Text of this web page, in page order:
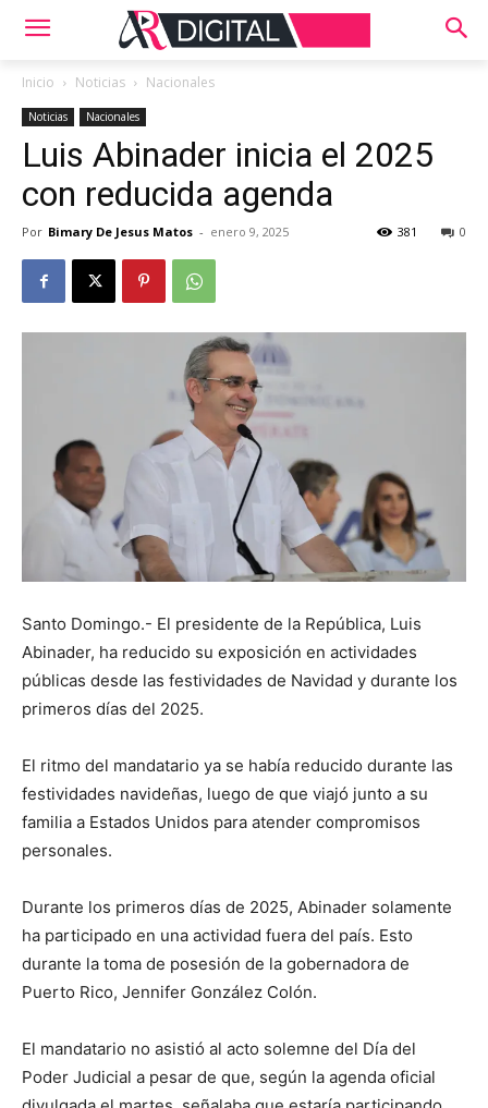
Inicio Noticias Nacionales
Noticias Nacionales
Luis Abinader inicia el 2025
con reducida agenda
Por Bimary De Jesus Matos - enero 9, 2025 0
381
Santo Domingo.- El presidente de la República, Luis
Abinader, ha reducido su exposición en actividades
públicas desde las festividades de Navidad y durante los
primeros días del 2025.
El ritmo del mandatario ya se había reducido durante las
festividades navideñas, luego de que viajó junto a su
familia a Estados Unidos para atender compromisos
personales.
Durante los primeros días de 2025, Abinader solamente
ha participado en una actividad fuera del país. Esto
durante la toma de posesión de la gobernadora de
Puerto Rico, Jennifer González Colón.
El mandatario no asistió al acto solemne del Día del
Poder Judicial a pesar de que, según la agenda oficial